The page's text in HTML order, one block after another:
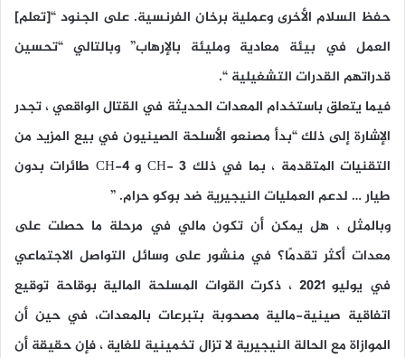
حفظ السلام الأخرى وعملية برخان الفرنسية. على الجنود “[تعلم]
العمل في بيئة معادية ومليئة بالإرهاب” وبالتالي “تحسين
قدراتهم القدرات التشغيلية “.
فيما يتعلق باستخدام المعدات الحديثة في القتال الواقعي ، تجدر
الإشارة إلى ذلك “بدأ مصنعو الأسلحة الصينيون في بيع المزيد من
التقنيات المتقدمة ، بما في ذلك CH- 3 و CH-4 طائرات بدون
طيار … لدعم العمليات النيجيرية ضد بوكو حرام. ”
وبالمثل ، هل يمكن أن تكون مالي في مرحلة ما حصلت على
معدات أكثر تقدمًا؟ في منشور على وسائل التواصل الاجتماعي
في يوليو 2021 ، ذكرت القوات المسلحة المالية بوقاحة توقيع
اتفاقية صينية-مالية مصحوبة بتبرعات بالمعدات، في حين أن
الموازاة مع الحالة النيجيرية لا تزال تخمينية للغاية ، فإن حقيقة أن